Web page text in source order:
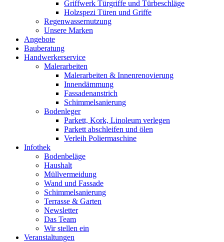
Griffwerk Türgriffe und Türbeschläge
Holzspezi Türen und Griffe
Regenwassernutzung
Unsere Marken
Angebote
Bauberatung
Handwerkerservice
Malerarbeiten
Malerarbeiten & Innenrenovierung
Innendämmung
Fassadenanstrich
Schimmelsanierung
Bodenleger
Parkett, Kork, Linoleum verlegen
Parkett abschleifen und ölen
Verleih Poliermaschine
Infothek
Bodenbeläge
Haushalt
Müllvermeidung
Wand und Fassade
Schimmelsanierung
Terrasse & Garten
Newsletter
Das Team
Wir stellen ein
Veranstaltungen